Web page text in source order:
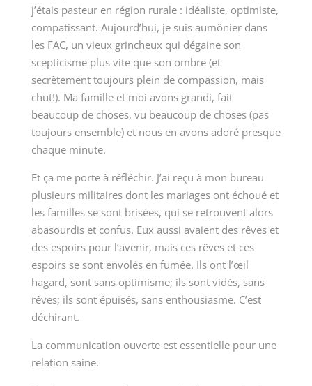
j’étais pasteur en région rurale : idéaliste, optimiste,
compatissant. Aujourd’hui, je suis aumônier dans
les FAC, un vieux grincheux qui dégaine son
scepticisme plus vite que son ombre (et
secrètement toujours plein de compassion, mais
chut!). Ma famille et moi avons grandi, fait
beaucoup de choses, vu beaucoup de choses (pas
toujours ensemble) et nous en avons adoré presque
chaque minute.
Et ça me porte à réfléchir. J’ai reçu à mon bureau
plusieurs militaires dont les mariages ont échoué et
les familles se sont brisées, qui se retrouvent alors
abasourdis et confus. Eux aussi avaient des rêves et
des espoirs pour l’avenir, mais ces rêves et ces
espoirs se sont envolés en fumée. Ils ont l’œil
hagard, sont sans optimisme; ils sont vidés, sans
rêves; ils sont épuisés, sans enthousiasme. C’est
déchirant.
La communication ouverte est essentielle pour une
relation saine.